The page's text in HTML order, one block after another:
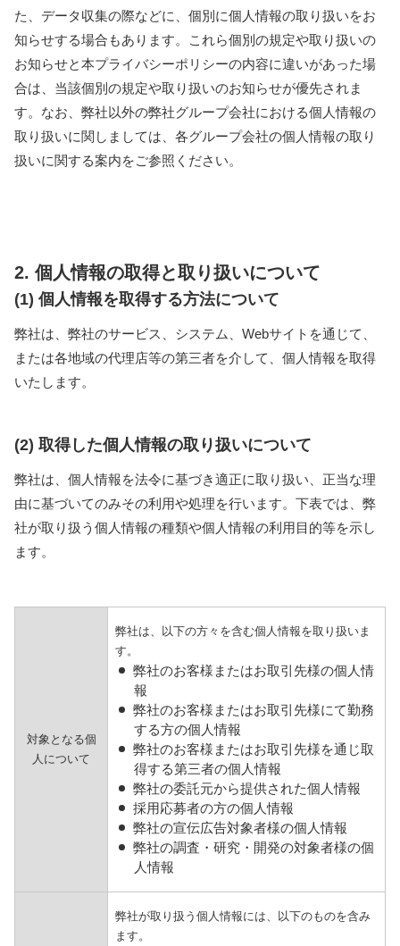
た、データ収集の際などに、個別に個人情報の取り扱いをお
知らせする場合もあります。これら個別の規定や取り扱いの
お知らせと本プライバシーポリシーの内容に違いがあった場
合は、当該個別の規定や取り扱いのお知らせが優先されま
す。なお、弊社以外の弊社グループ会社における個人情報の
取り扱いに関しましては、各グループ会社の個人情報の取り
扱いに関する案内をご参照ください。
2. 個人情報の取得と取り扱いについて
(1) 個人情報を取得する方法について
弊社は、弊社のサービス、システム、Webサイトを通じて、
または各地域の代理店等の第三者を介して、個人情報を取得
いたします。
(2) 取得した個人情報の取り扱いについて
弊社は、個人情報を法令に基づき適正に取り扱い、正当な理
由に基づいてのみその利用や処理を行います。下表では、弊
社が取り扱う個人情報の種類や個人情報の利用目的等を示し
ます。
対象となる個
人について
弊社は、以下の方々を含む個人情報を取り扱いま
す。
弊社のお客様またはお取引先様の個人情
報
弊社のお客様またはお取引先様にて勤務
する方の個人情報
弊社のお客様またはお取引先様を通じ取
得する第三者の個人情報
弊社の委託元から提供された個人情報
採用応募者の方の個人情報
弊社の宣伝広告対象者様の個人情報
弊社の調査・研究・開発の対象者様の個
人情報
弊社が取り扱う個人情報には、以下のものを含み
ます。